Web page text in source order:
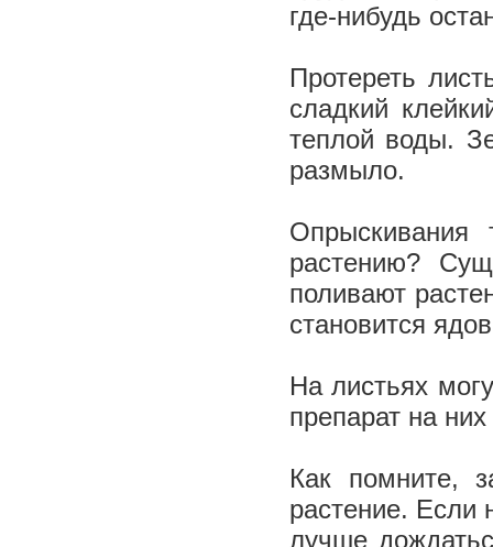
где-нибудь
Протереть
сладкий
теплой воды.
размыло.
растению?
поливают
становится
На листьях
препарат на
Как помните,
растение. Если
лучше